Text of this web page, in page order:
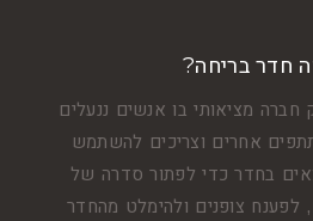
חדר בריחה?
מציאותי בו אנשים ננעלים
אחרים וצריכים להשתמש
בחדר כדי לפתור סדרה של
לפענח צופנים ולהימלט מהחדר